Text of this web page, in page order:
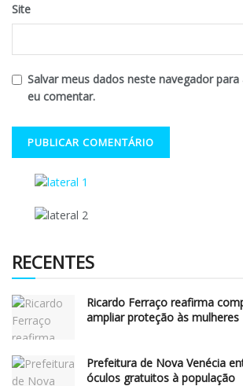
Site
Salvar meus dados neste navegador
eu comentar.
RECENTES
Ricardo Ferraço reafirma
ampliar proteção às mulheres
Prefeitura de Nova Venécia
óculos gratuitos à população